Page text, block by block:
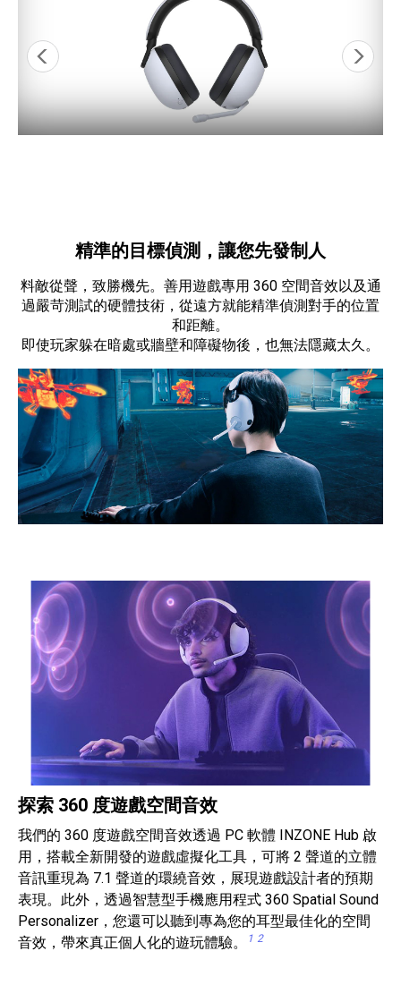
精準的目標偵測，讓您先發制人
料敵從聲，致勝機先。善用遊戲專用 360 空間音效以及通
過嚴苛測試的硬體技術，從遠方就能精準偵測對手的位置
和距離。
即使玩家躲在暗處或牆壁和障礙物後，也無法隱藏太久。
探索 360 度遊戲空間音效
我們的 360 度遊戲空間音效透過 PC 軟體 INZONE Hub 啟
用，搭載全新開發的遊戲虛擬化工具，可將 2 聲道的立體
音訊重現為 7.1 聲道的環繞音效，展現遊戲設計者的預期
表現。此外，透過智慧型手機應用程式 360 Spatial Sound
Personalizer，您還可以聽到專為您的耳型最佳化的空間
音效，帶來真正個人化的遊玩體驗。
1 2